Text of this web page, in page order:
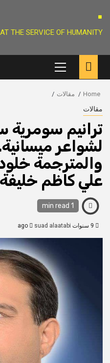
.
THE SERVICE OF HUMANITY
Primary
Menu
Home مقالات
مقالات
ترانيم
لشواعر
والمترجمة
علي كاظم خليفة
1 min read
suad alaatabi